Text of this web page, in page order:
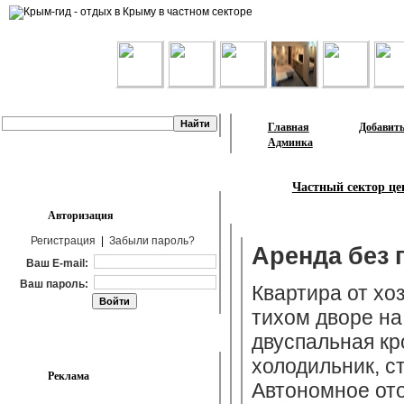
Главная
Админка
Частный сектор
Аренда без
Квартира от
тихом дворе
двуспальная
холодильник,
Автономное
Авторизация
Регистрация
Забыли пароль?
Ваш E-mail:
Ваш пароль:
Реклама